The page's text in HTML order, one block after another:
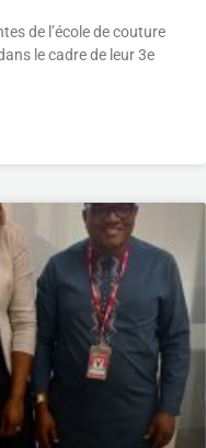
de l’école de couture
le cadre de leur 3e